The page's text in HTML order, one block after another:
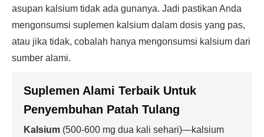
asupan kalsium tidak ada gunanya. Jadi pastikan Anda
mengonsumsi suplemen kalsium dalam dosis yang pas,
atau jika tidak, cobalah hanya mengonsumsi kalsium dari
sumber alami.
Suplemen Alami Terbaik Untuk
Penyembuhan Patah Tulang
Kalsium (500-600 mg dua kali sehari)—kalsium